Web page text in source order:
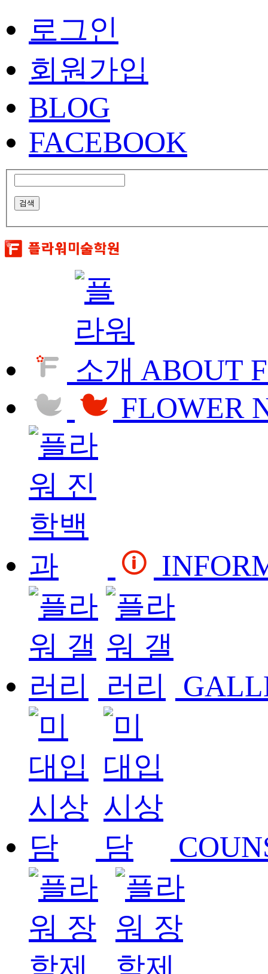
로그인
회원가입
BLOG
FACEBOOK
ABOUT
FLOWER